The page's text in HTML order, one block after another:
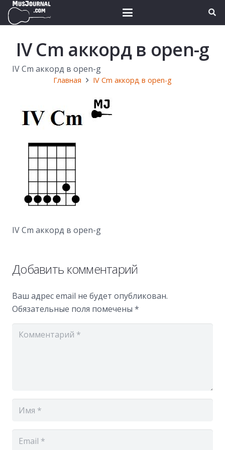
IV Cm аккорд в open-g
IV Cm аккорд в open-g
Главная IV Cm аккорд в open-g
IV Cm аккорд в open-g
Добавить комментарий
Ваш адрес email не будет опубликован.
Обязательные поля помечены *